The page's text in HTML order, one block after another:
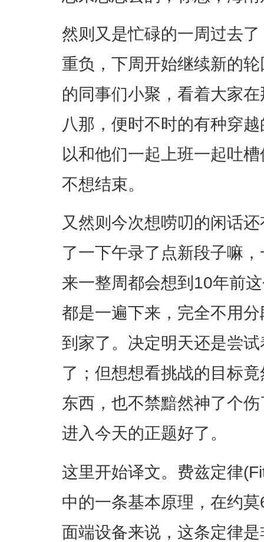
然则又是忙碌的一周过去
重负，下周开始继续新的
的同事们小聚，看着大家
八那，便时不时的有种穿
以和他们一起上班一起吐
不想结束。
又然则今次想唠叨的闲话
了一下午录了点新段子嘛
来一整周都会想到10年前
都是一遍下来，完全不用
到家了。决定明天还是尝
了；但想想看挑战的目标
东西，也不禁黯然神了个
进入今天的正题好了。
这里开始译文。费兹定律
中的一条基本原理，在约
面端设备来说，这条定律